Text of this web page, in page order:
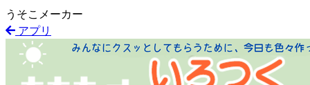
うそこメーカー
アプリ